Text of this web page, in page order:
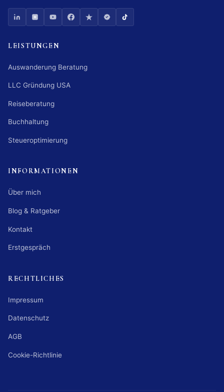
LEISTUNGEN
Auswanderung Beratung
LLC Gründung USA
Reiseberatung
Buchhaltung
Steueroptimierung
INFORMATIONEN
Über mich
Blog & Ratgeber
Kontakt
Erstgespräch
RECHTLICHES
Impressum
Datenschutz
AGB
Cookie-Richtlinie